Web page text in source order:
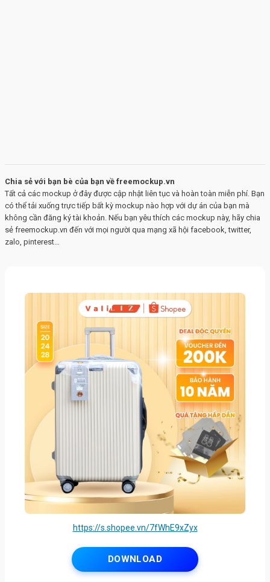
Chia sẻ với bạn bè của bạn về freemockup.vn
Tất cả các mockup ở đây được cập nhật liên tục và hoàn toàn miễn phí. Bạn
có thể tải xuống trực tiếp bất kỳ mockup nào hợp với dự án của bạn mà
không cần đăng ký tài khoản. Nếu bạn yêu thích các mockup này, hãy chia
sẻ freemockup.vn đến với mọi người qua mạng xã hội facebook, twitter,
zalo, pinterest…
https://s.shopee.vn/7fWhE9xZyx
DOWNLOAD